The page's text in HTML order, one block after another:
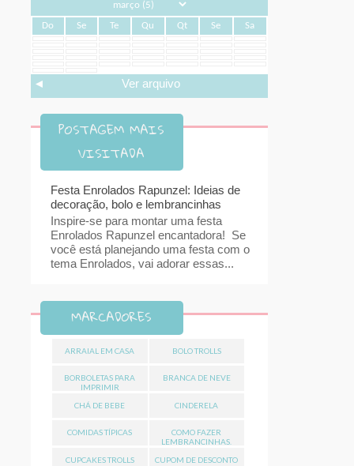
Do Se Te Qu Qt Se Sa
◄ Ver arquivo
POSTAGEM MAIS
VISITADA
Festa Enrolados Rapunzel: Ideias de
decoração, bolo e lembrancinhas
Inspire-se para montar uma festa
Enrolados Rapunzel encantadora! Se
você está planejando uma festa com o
tema Enrolados, vai adorar essas...
MARCADORES
ARRAIAL EM CASA BOLO TROLLS
BORBOLETAS PARA
IMPRIMIR
BRANCA DE NEVE
CHÁ DE BEBE CINDERELA
COMIDAS TÍPICAS
COMO FAZER
LEMBRANCINHAS.
CUPCAKES TROLLS
CUPOM DE DESCONTO